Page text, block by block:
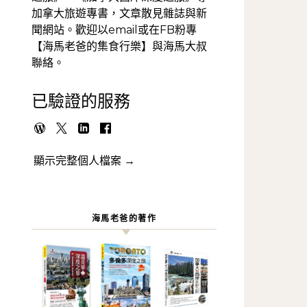
加拿大旅遊專書，文章散見雜誌與新
聞網站。歡迎以email或在FB粉專
【海馬老爸的集食行樂】與海馬大叔
聯絡。
已驗證的服務
顯示完整個人檔案 →
海馬老爸的著作